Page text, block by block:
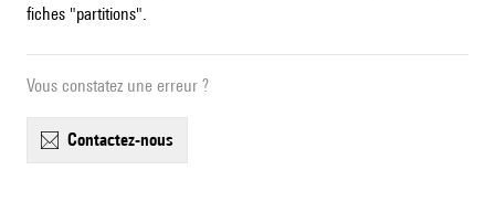
fiches "partitions".
Vous constatez une erreur ?
contactez-nous